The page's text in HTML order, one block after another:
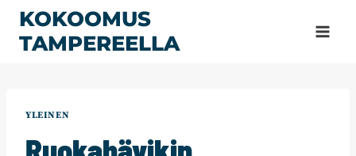
Siirry
sisältöön
KOKOOMUS
TAMPEREELLA
YLEINEN